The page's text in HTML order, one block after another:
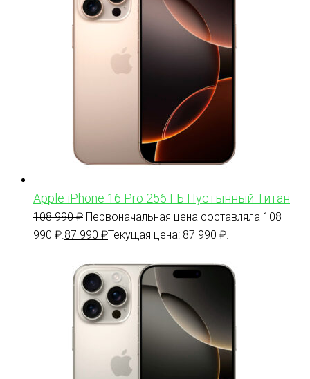
Apple iPhone 16 Pro 256 ГБ Пустынный Титан
108 990₽ Первоначальная цена составляла 108
990 ₽. 87 990 ₽Текущая цена: 87 990 ₽.